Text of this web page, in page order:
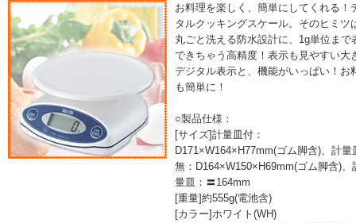
お料理を楽しく、簡単にしてくれる！
タルクッキングスケール。そのヒミツ
丸ごと洗える防水設計に、1g単位まで
できちゃう高精度！表示も見やすい大
デジタル表示と、機能がいっぱい！お
も簡単に！
○製品仕様：
[サイズ]計量皿付：
D171×W164×H77mm(ゴム脚含)、計量
無：D164×W150×H69mm(ゴム脚含)、
量皿：〓164mm
[重量]約555g(電池含)
[カラー]ホワイト(WH)